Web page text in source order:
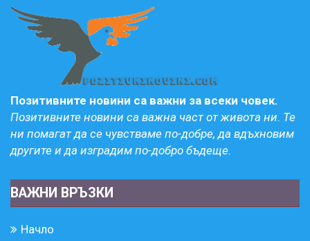
Позитивните новини са важни за всеки човек.
Позитивните новини са важна част от живота ни. Те
ни помагат да се чувстваме по-добре, да вдъхновим
другите и да изградим по-добро бъдеще.
ВАЖНИ ВРЪЗКИ
Начло